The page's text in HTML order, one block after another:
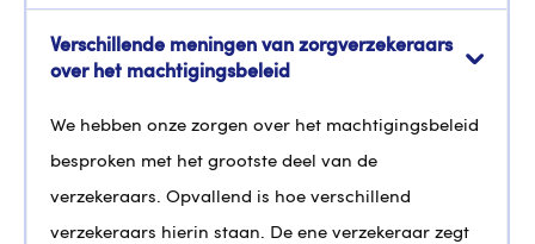
Verschillende meningen van zorgverzekeraars
over het machtigingsbeleid
We hebben onze zorgen over het machtigingsbeleid
besproken met het grootste deel van de
verzekeraars. Opvallend is hoe verschillend
verzekeraars hierin staan. De ene verzekeraar zegt